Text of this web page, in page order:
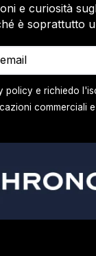
e curiosità
è soprattutto
policy e richiedo
commerciali